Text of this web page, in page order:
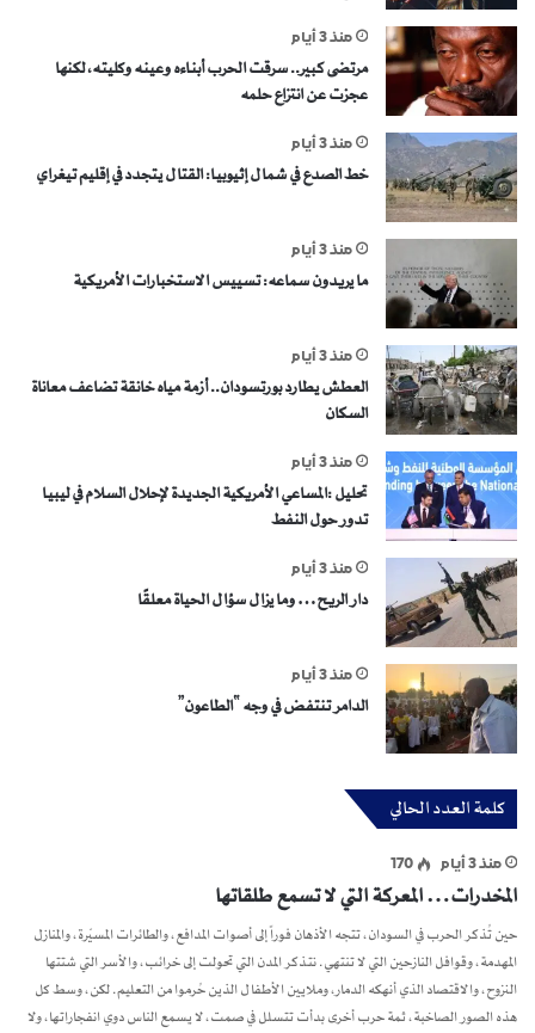
منذ 3 أيام
مرتضى كبير.. سرقت الحرب أبناءه وعينه وكليته، لكنها
عجزت عن انتزاع حلمه
منذ 3 أيام
خط الصدع في شمال إثيوبيا: القتال يتجدد في إقليم تيغراي
منذ 3 أيام
ما يريدون سماعه: تسييس الاستخبارات الأمريكية
منذ 3 أيام
العطش يطارد بورتسودان.. أزمة مياه خانقة تضاعف معاناة
السكان
منذ 3 أيام
تحليل :المساعي الأمريكية الجديدة لإحلال السلام في ليبيا
تدور حول النفط
منذ 3 أيام
دار الريح… وما يزال سؤال الحياة معلقًا
منذ 3 أيام
الدامر تنتفض في وجه “الطاعون”
كلمة العدد الحالي
منذ 3 أيام 170
المخدرات… المعركة التي لا تسمع طلقاتها
حين تُذكر الحرب في السودان، تتجه الأذهان فوراً إلى أصوات المدافع، والطائرات المسيّرة، والمنازل
المهدمة، وقوافل النازحين التي لا تنتهي. نتذكر المدن التي تحولت إلى خرائب، والأسر التي شتتها
النزوح، والاقتصاد الذي أنهكه الدمار، وملايين الأطفال الذين حُرموا من التعليم. لكن، وسط كل
هذه الصور الصاخبة، ثمة حرب أخرى بدأت تتسلل في صمت، لا يسمع الناس دوي انفجاراتها، ولا